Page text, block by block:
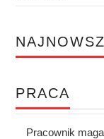
PRACA
Pracownik